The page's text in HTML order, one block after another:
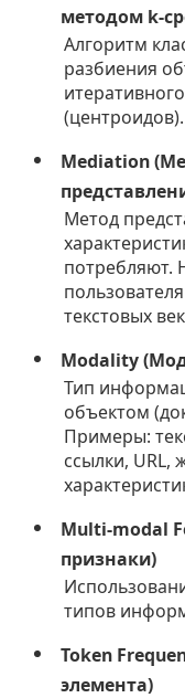
методом k-
Алгоритм
разбиения
(центроидов).
Mediation
Метод
потребляют.
текстовых
Modality
Тип
объектом
Примеры:
ссылки, URL,
Multi-modal
признаки)
типов
Token
элемента)